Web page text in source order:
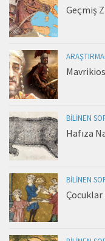
Geçmiş
BILINEN
Hafıza
BILINEN
Çocuklar